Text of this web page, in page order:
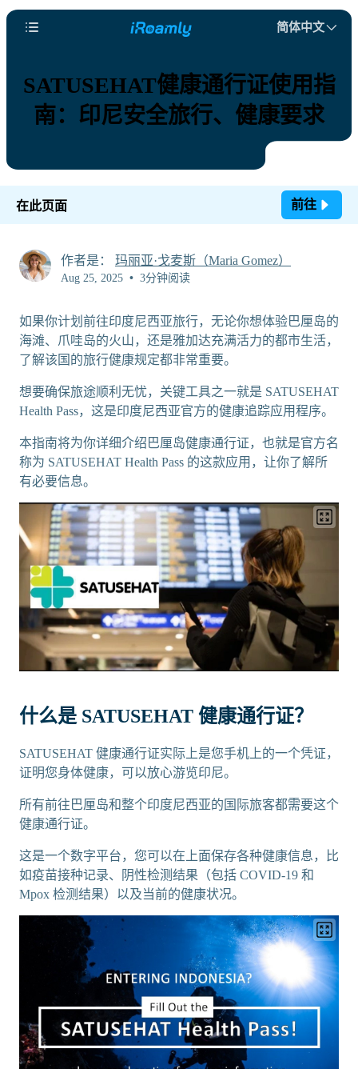
简体中文
SATUSEHAT健康通行证使用指
南：印尼安全旅行、健康要求
在此页面 前往
作者是： 玛丽亚·戈麦斯（Maria Gomez）
Aug 25, 2025 • 3分钟阅读
如果你计划前往印度尼西亚旅行，无论你想体验巴厘岛的
海滩、爪哇岛的火山，还是雅加达充满活力的都市生活，
了解该国的旅行健康规定都非常重要。
想要确保旅途顺利无忧，关键工具之一就是 SATUSEHAT
Health Pass，这是印度尼西亚官方的健康追踪应用程序。
本指南将为你详细介绍巴厘岛健康通行证，也就是官方名
称为 SATUSEHAT Health Pass 的这款应用，让你了解所
有必要信息。
什么是 SATUSEHAT 健康通行证？
SATUSEHAT 健康通行证实际上是您手机上的一个凭证，
证明您身体健康，可以放心游览印尼。
所有前往巴厘岛和整个印度尼西亚的国际旅客都需要这个
健康通行证。
这是一个数字平台，您可以在上面保存各种健康信息，比
如疫苗接种记录、阴性检测结果（包括 COVID-19 和
Mpox 检测结果）以及当前的健康状况。